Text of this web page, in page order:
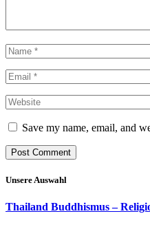
Save my name, email, and
Unsere Auswahl
Thailand Buddhismus –